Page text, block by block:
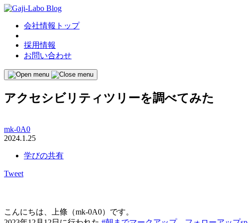
会社情報トップ
採用情報
お問い合わせ
アクセシビリティツリーを調べてみた
mk-0A0
2024.1.25
学びの共有
Tweet
こんにちは、上條（mk-0A0）です。